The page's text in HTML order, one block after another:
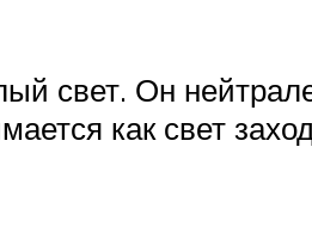
свет. Он
как свет